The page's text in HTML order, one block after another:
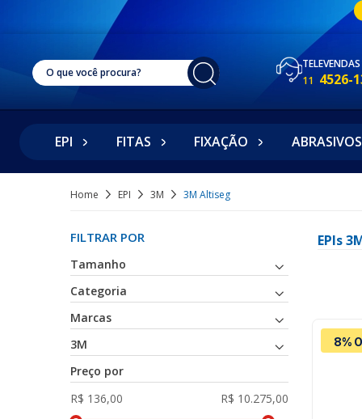
TELEVENDAS
11 4526-
EPI FITAS FIXAÇÃO ABRASIVOS
Home EPI 3M 3M Altiseg
FILTRAR POR
Tamanho
Categoria
Marcas
3M
Preço por
EPIs
8%